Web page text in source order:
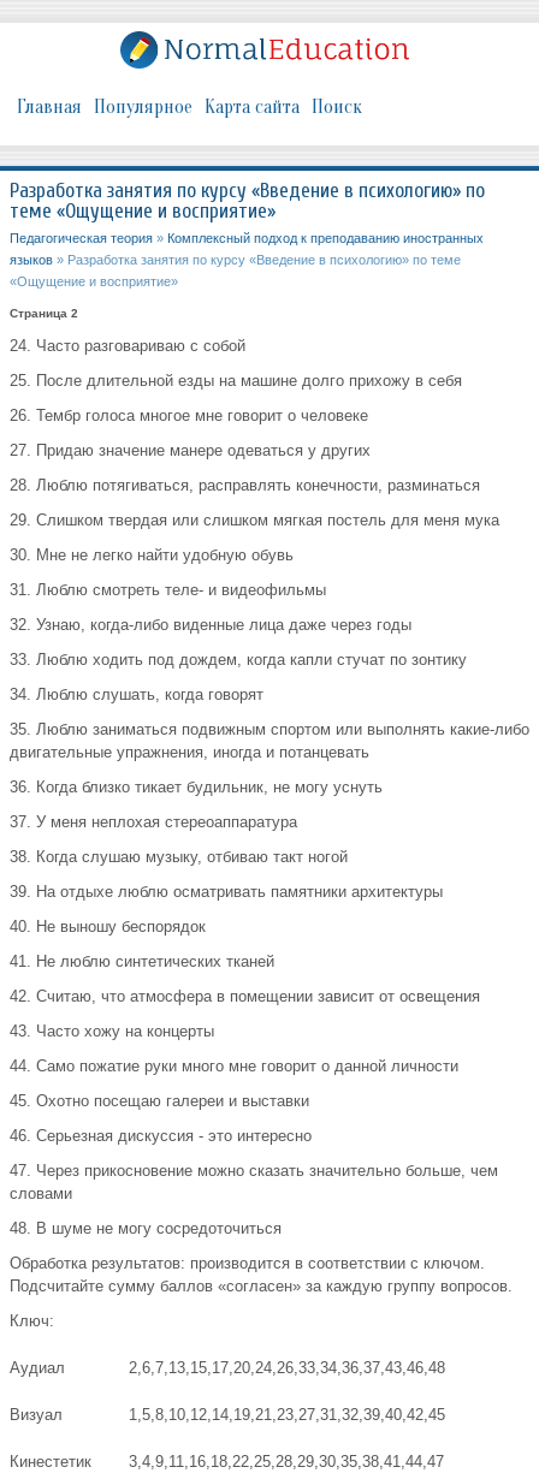
Главная Популярное Карта сайта Поиск
Разработка занятия по курсу «Введение в психологию» по
теме «Ощущение и восприятие»
Педагогическая теория » Комплексный подход к преподаванию иностранных
языков » Разработка занятия по курсу «Введение в психологию» по теме
«Ощущение и восприятие»
Страница 2
24. Часто разговариваю с собой
25. После длительной езды на машине долго прихожу в себя
26. Тембр голоса многое мне говорит о человеке
27. Придаю значение манере одеваться у других
28. Люблю потягиваться, расправлять конечности, разминаться
29. Слишком твердая или слишком мягкая постель для меня мука
30. Мне не легко найти удобную обувь
31. Люблю смотреть теле- и видеофильмы
32. Узнаю, когда-либо виденные лица даже через годы
33. Люблю ходить под дождем, когда капли стучат по зонтику
34. Люблю слушать, когда говорят
35. Люблю заниматься подвижным спортом или выполнять какие-либо
двигательные упражнения, иногда и потанцевать
36. Когда близко тикает будильник, не могу уснуть
37. У меня неплохая стереоаппаратура
38. Когда слушаю музыку, отбиваю такт ногой
39. На отдыхе люблю осматривать памятники архитектуры
40. Не выношу беспорядок
41. Не люблю синтетических тканей
42. Считаю, что атмосфера в помещении зависит от освещения
43. Часто хожу на концерты
44. Само пожатие руки много мне говорит о данной личности
45. Охотно посещаю галереи и выставки
46. Серьезная дискуссия - это интересно
47. Через прикосновение можно сказать значительно больше, чем
словами
48. В шуме не могу сосредоточиться
Обработка результатов: производится в соответствии с ключом.
Подсчитайте сумму баллов «согласен» за каждую группу вопросов.
Ключ:
Аудиал 2,6,7,13,15,17,20,24,26,33,34,36,37,43,46,48
Визуал 1,5,8,10,12,14,19,21,23,27,31,32,39,40,42,45
Кинестетик 3,4,9,11,16,18,22,25,28,29,30,35,38,41,44,47